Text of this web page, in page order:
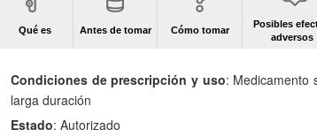
Qué es Antes de tomar Cómo tomar
Posibles
adversos
Condiciones de prescripción y uso: Medicamento
larga duración
Estado: Autorizado